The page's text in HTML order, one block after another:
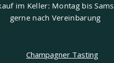
im Keller: Montag bis
gerne nach Vereinbarung
Champagner Tasting